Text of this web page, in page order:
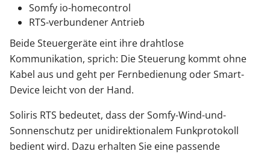
Somfy io-homecontrol
RTS-verbundener Antrieb
Beide Steuergeräte eint ihre drahtlose
Kommunikation, sprich: Die Steuerung kommt ohne
Kabel aus und geht per Fernbedienung oder Smart-
Device leicht von der Hand.
Soliris RTS bedeutet, dass der Somfy-Wind-und-
Sonnenschutz per unidirektionalem Funkprotokoll
bedient wird. Dazu erhalten Sie eine passende